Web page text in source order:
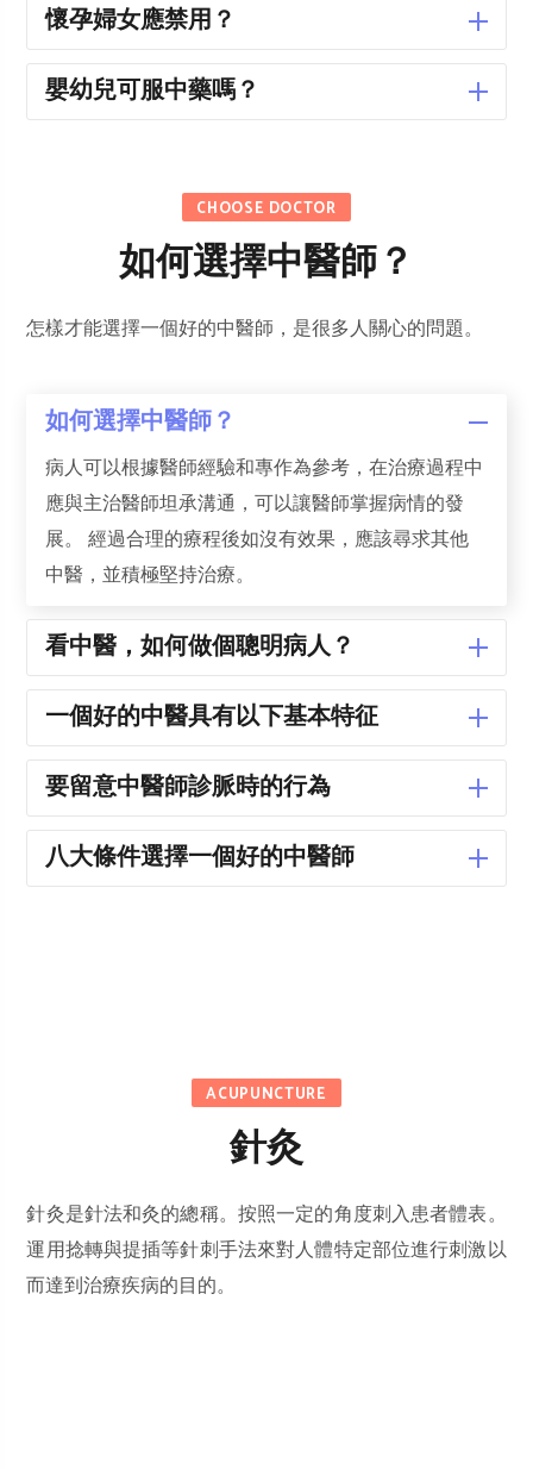
懷孕婦女應禁用？
嬰幼兒可服中藥嗎？
CHOOSE DOCTOR
如何選擇中醫師？
​怎樣才能選擇一個好的中醫師，是很多人關心的問題。
如何選擇中醫師？
病人可以根據醫師經驗和專作為參考，在治療過程中
應與主治醫師坦承溝通，可以讓醫師掌握病情的發
展。 經過合理的療程後如沒有效果，應該尋求其他
中醫，並積極堅持治療。
看中醫，如何做個聰明病人？
一個好的中醫具有以下基本特征
要留意中醫師診脈時的行為
八大條件選擇一個好的中醫師
ACUPUNCTURE
針灸
針灸是針法和灸的總稱。按照一定的角度刺入患者體表。
運用捻轉與提插等針刺手法來對人體特定部位進行刺激以
而達到治療疾病的目的。